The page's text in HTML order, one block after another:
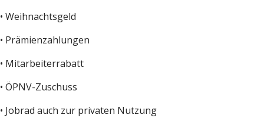
• Weihnachtsgeld
• Prämienzahlungen
• Mitarbeiterrabatt
• ÖPNV-Zuschuss
• Jobrad auch zur privaten Nutzung